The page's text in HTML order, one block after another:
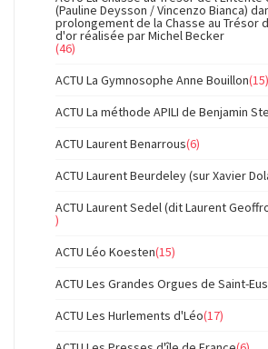
(Pauline Deysson / Vincenzo Bianca)
prolongement de la Chasse au Trésor
d'or réalisée par Michel Becker
(46)
ACTU La Gymnosophe Anne Bouillon(15)
ACTU La méthode APILI de Benjamin
ACTU Laurent Benarrous(6)
ACTU Laurent Beurdeley (sur Xavier
ACTU Laurent Sedel (dit Laurent
)
ACTU Léo Koesten(15)
ACTU Les Grandes Orgues de Saint-
ACTU Les Hurlements d'Léo(17)